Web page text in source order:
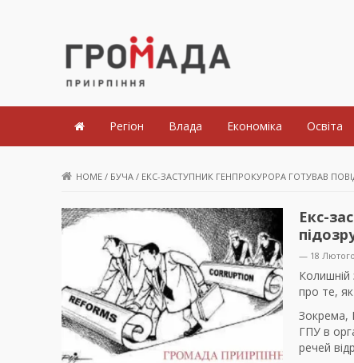
Громада Приірпіння
Регіон Влада Економіка Освіта
HOME / БУЧА / ЕКС-ЗАСТУПНИК ГЕНПРОКУРОРА ГОТУВАВ
Екс-
— 18
Колишній
про те,
Зокрема,
ГПУ в
речей